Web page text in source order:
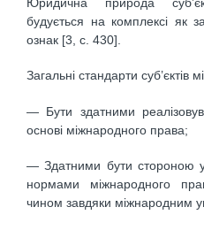
будується на комплексі як
ознак [3, с. 430].
Загальні стандарти суб’єктів
— Бути здатними
основі міжнародного права;
— Здатними бути стороною у
нормами міжнародного
чином завдяки міжнародним